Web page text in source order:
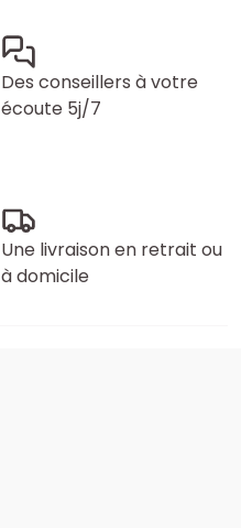
Des conseillers à votre
écoute 5j/7
Une livraison en retrait ou
à domicile